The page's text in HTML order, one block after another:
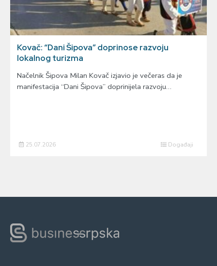
Kovač: “Dani Šipova” doprinose razvoju
lokalnog turizma
Načelnik Šipova Milan Kovač izjavio je večeras da je
manifestacija “Dani Šipova” doprinijela razvoju…
25.07.2026 Događaji